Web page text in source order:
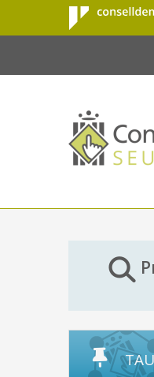
Salta al contingut principal
Consell